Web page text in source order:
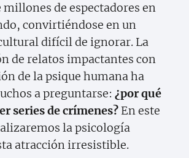
millones de espectadores en
convirtiéndose en un
difícil de ignorar. La
de relatos impactantes con
de la psique humana ha
a preguntarse: ¿por qué
series de crímenes? En este
la psicología
atracción irresistible.